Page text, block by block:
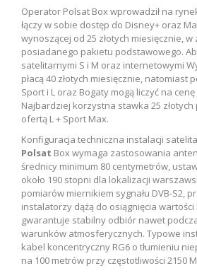
Operator Polsat Box wprowadził na
łączy w sobie dostęp do Disney+ oraz
wynoszącej od 25 złotych miesięcznie, w
posiadanego pakietu podstawowego.
satelitarnymi S i M oraz internetowymi
płacą 40 złotych miesięcznie, natomiast
Sport i L oraz Bogaty mogą liczyć na
Najbardziej korzystna stawka 25 złotych
ofertą L + Sport Max.
Konfiguracja techniczna instalacji
Polsat Box wymaga zastosowania
średnicy minimum 80 centymetrów,
około 190 stopni dla lokalizacji
pomiarów miernikiem sygnału DVB-S2,
instalatorzy dążą do osiągnięcia wartości
gwarantuje stabilny odbiór nawet
warunków atmosferycznych. Typowe
kabel koncentryczny RG6 o tłumieniu
na 100 metrów przy częstotliwości 2150